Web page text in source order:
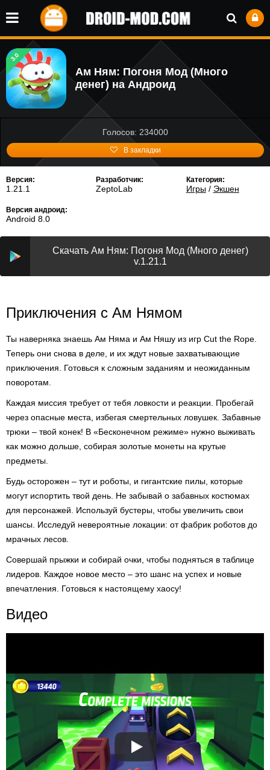
3.0
Ам Ням: Погоня Мод (Много
денег) на Андроид
Голосов: 234000
В закладки
Версия:
1.21.1
Разработчик:
ZeptoLab
Категория:
Игры/ Экшен
Версия андроид:
Android 8.0
Скачать Ам Ням: Погоня Мод (Много денег)
v.1.21.1
Приключения с Ам Нямом
Ты наверняка знаешь Ам Няма и Ам Няшу из игр Cut the Rope.
Теперь они снова в деле, и их ждут новые захватывающие
приключения. Готовься к сложным заданиям и неожиданным
поворотам.
Каждая миссия требует от тебя ловкости и реакции. Пробегай
через опасные места, избегая смертельных ловушек. Забавные
трюки – твой конек! В «Бесконечном режиме» нужно выживать
как можно дольше, собирая золотые монеты на крутые
предметы.
Будь осторожен – тут и роботы, и гигантские пилы, которые
могут испортить твой день. Не забывай о забавных костюмах
для персонажей. Используй бустеры, чтобы увеличить свои
шансы. Исследуй невероятные локации: от фабрик роботов до
мрачных лесов.
Совершай прыжки и собирай очки, чтобы подняться в таблице
лидеров. Каждое новое место – это шанс на успех и новые
впечатления. Готовься к настоящему хаосу!
Видео